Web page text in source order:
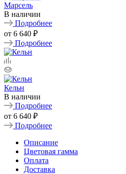
Марсель
В наличии
Подробнее
от 6 640 ₽
Подробнее
Кельн
В наличии
Подробнее
от 6 640 ₽
Подробнее
Описание
Цветовая гамма
Оплата
Доставка